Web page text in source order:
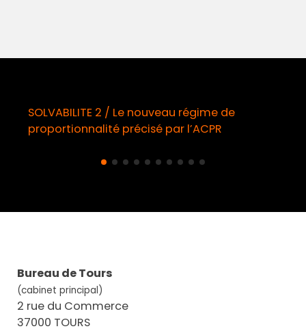
SOLVABILITE 2 / Le nouveau régime de
proportionnalité précisé par l’ACPR
Bureau de Tours
(cabinet principal)
2 rue du Commerce
37000 TOURS